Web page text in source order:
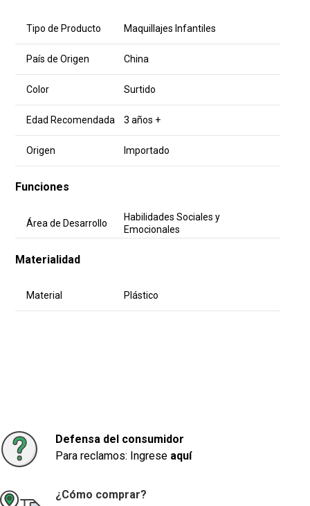
Tipo de Producto Maquillajes Infantiles
País de Origen China
Color Surtido
Edad Recomendada 3 años +
Origen Importado
Funciones
Área de Desarrollo
Habilidades Sociales y
Emocionales
Materialidad
Material Plástico
Defensa del consumidor
Para reclamos: Ingrese aquí
¿Cómo comprar?